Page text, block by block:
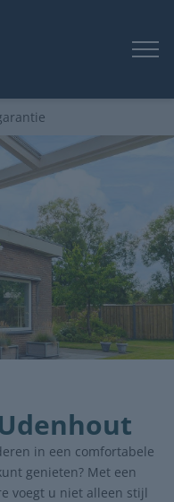
in een comfortabele
genieten? Met een
voegt u niet alleen stijl